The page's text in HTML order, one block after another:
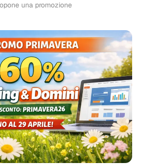
una promozione